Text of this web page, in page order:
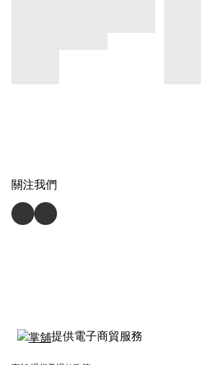
關注我們
提供電子商貿服務